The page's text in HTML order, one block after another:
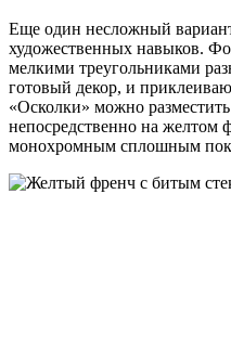
Еще один несложный
художественных навыков.
мелкими треугольниками
готовый декор, и
«Осколки» можно
непосредственно на желтом
монохромным сплошным